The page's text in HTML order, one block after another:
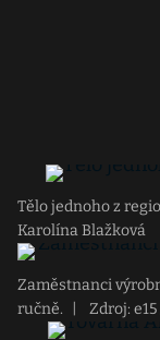
Tělo jednoho z
Karolína Blažková
Zaměstnanci
ručně.
Zdroj: